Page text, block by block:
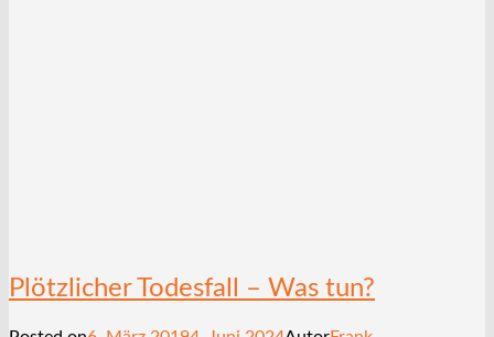
Plötzlicher Todesfall – Was tun?